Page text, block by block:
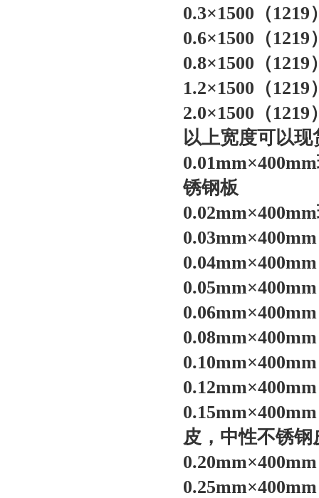
0.3×1500（
0.6×1500（
0.8×1500（
1.2×1500（
2.0×1500（
以上宽度可以
锈钢板
皮，中性不锈钢